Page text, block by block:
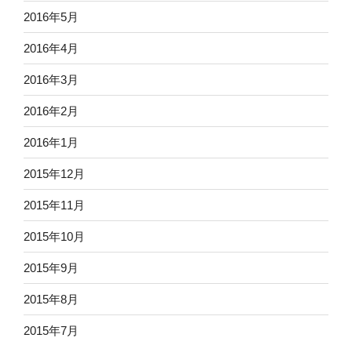
2016年5月
2016年4月
2016年3月
2016年2月
2016年1月
2015年12月
2015年11月
2015年10月
2015年9月
2015年8月
2015年7月